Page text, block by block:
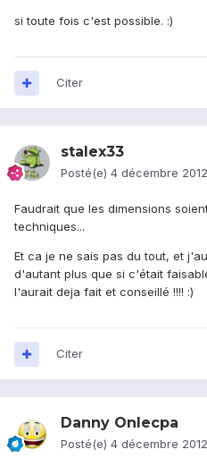
si toute fois c'est possible. :)
Citer
stalex33
Posté(e) 4 décembre 2012
Faudrait que les dimensions
techniques...
Et ca je ne sais pas du tout, et
d'autant plus que si c'était
l'aurait deja fait et conseillé !!!! :)
Citer
Danny Onlecpa
Posté(e) 4 décembre 2012